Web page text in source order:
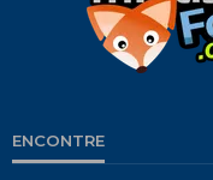
ENCONTRE